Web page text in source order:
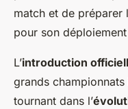
match et de préparer
pour son
L’introduction
grands
tournant dans l’